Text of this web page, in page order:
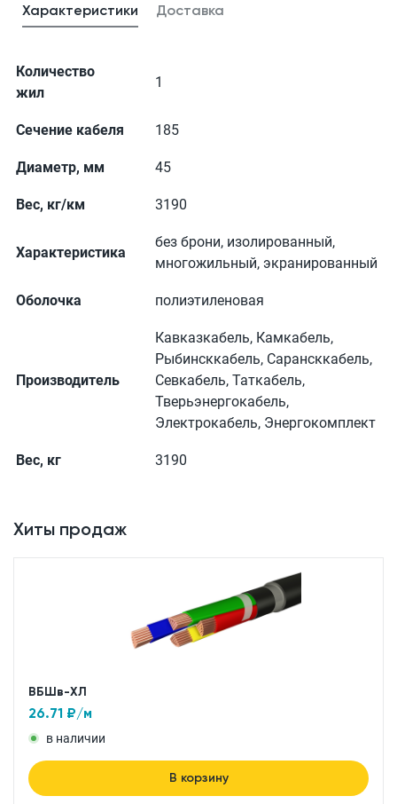
Характеристики Доставка
Количество
жил
1
Сечение кабеля 185
Диаметр, мм 45
Вес, кг/км 3190
Характеристика
без брони, изолированный,
многожильный, экранированный
Оболочка полиэтиленовая
Производитель
Кавказкабель, Камкабель,
Рыбинсккабель, Сарансккабель,
Севкабель, Таткабель,
Тверьэнергокабель,
Электрокабель, Энергокомплект
Вес, кг 3190
Хиты продаж
ВБШв-ХЛ
26.71 ₽/м
в наличии
В корзину